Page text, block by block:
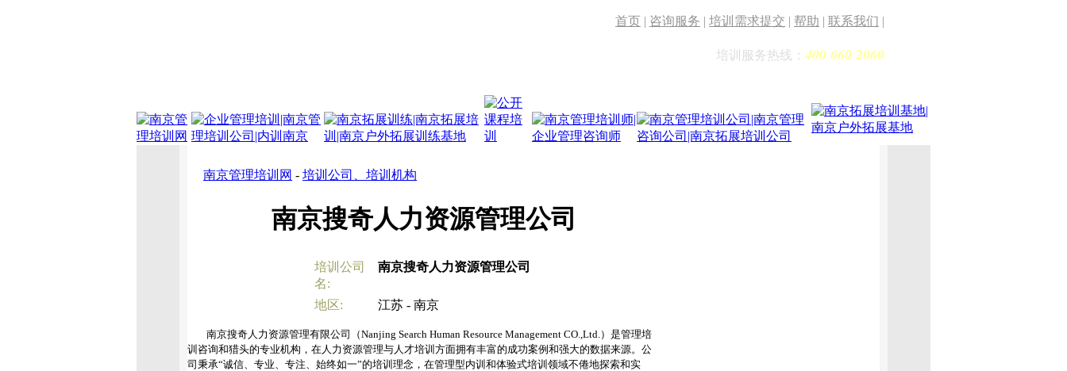
首页 | 咨询服务 | 培训需求提交 | 帮助 | 联系我们 |
培训服务热线： 400 660 2060
南京管理培训网 - 培训公司、培训机构
南京搜奇人力资源管理公司
培训公司
名:
南京搜奇人力资源管理公司
地区: 江苏 - 南京
南京搜奇人力资源管理有限公司（Nanjing Search Human Resource Management CO.,Ltd.）是管理培
训咨询和猎头的专业机构，在人力资源管理与人才培训方面拥有丰富的成功案例和强大的数据来源。公
司秉承“诚信、专业、专注、始终如一”的培训理念，在管理型内训和体验式培训领域不倦地探索和实